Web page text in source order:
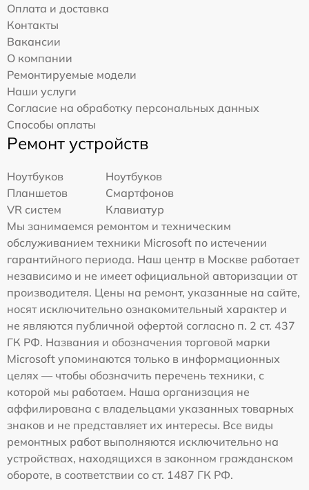
Оплата и доставка
Контакты
Вакансии
О компании
Ремонтируемые модели
Наши услуги
Согласие на обработку персональных данных
Способы оплаты
Ремонт устройств
Ноутбуков
Ноутбуков
Планшетов
Смартфонов
VR систем
Клавиатур
Мы занимаемся ремонтом и техническим
обслуживанием техники Microsoft по истечении
гарантийного периода. Наш центр в Москве работает
независимо и не имеет официальной авторизации от
производителя. Цены на ремонт, указанные на сайте,
носят исключительно ознакомительный характер и
не являются публичной офертой согласно п. 2 ст. 437
ГК РФ. Названия и обозначения торговой марки
Microsoft упоминаются только в информационных
целях — чтобы обозначить перечень техники, с
которой мы работаем. Наша организация не
аффилирована с владельцами указанных товарных
знаков и не представляет их интересы. Все виды
ремонтных работ выполняются исключительно на
устройствах, находящихся в законном гражданском
обороте, в соответствии со ст. 1487 ГК РФ.